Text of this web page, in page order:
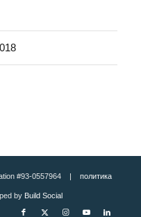
#93-0557964 | политика
by Build Social